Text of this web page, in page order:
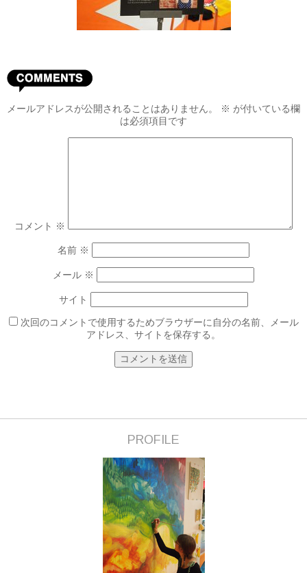
メールアドレスが公開されることはありません。 ※ が付いている欄
は必須項目です
コメント ※
名前 ※
メール ※
サイト
次回のコメントで使用するためブラウザーに自分の名前、メール
アドレス、サイトを保存する。
PROFILE